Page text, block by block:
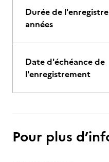
Durée de
années
Date d'échéance de
l'enregistrement
Pour plus